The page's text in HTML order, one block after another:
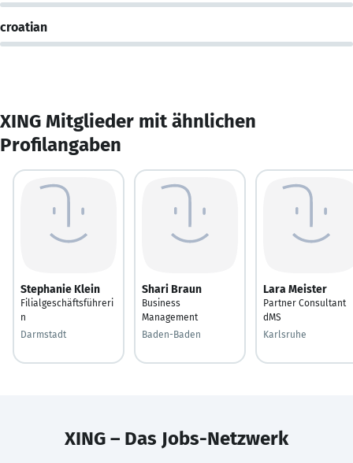
croatian
XING Mitglieder mit ähnlichen
Profilangaben
Stephanie Klein
Filialgeschäftsführeri
n
Darmstadt
Shari Braun
Business
Management
Baden-Baden
Lara Meister
Partner Consultant
dMS
Karlsruhe
XING – Das Jobs-Netzwerk